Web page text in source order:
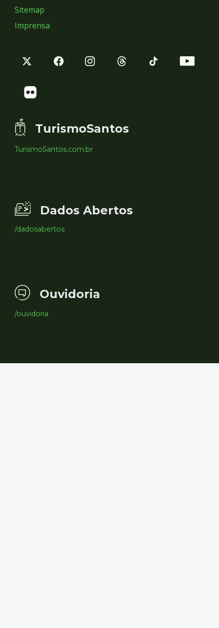
Sitemap
Imprensa
TurismoSantos
TurismoSantos.com.br
Dados Abertos
/dadosabertos
Ouvidoria
/ouvidoria